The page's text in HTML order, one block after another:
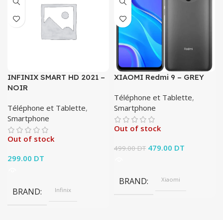
INFINIX SMART HD 2021 –
NOIR
Téléphone et Tablette,
Smartphone
Out of stock
299.00 DT
BRAND Infinix
XIAOMI Redmi 9 – GREY
Téléphone et Tablette,
Smartphone
Out of stock
499.00DT Le prix initial était :
479.00 DT
BRAND Xiaomi